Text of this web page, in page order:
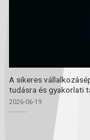
A sikeres
tudásra és gyakorlati
2026-06-19